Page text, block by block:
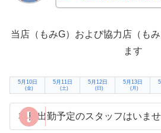
当店（もみG）および協力店（も
ます
5月10日
(金)
5月11日
(土)
5月12日
(日)
5月13日
(月)
本日出勤予定のスタッフはいま